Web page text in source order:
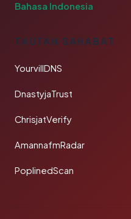
Bahasa Indonesia
TAUTAN SAHABAT
YourvillDNS
DnastyjaTrust
ChrisjatVerify
AmannafmRadar
PoplinedScan